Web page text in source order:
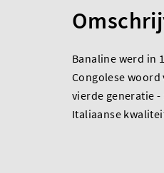
Banaline werd in
Congolese
vierde generatie
Italiaanse